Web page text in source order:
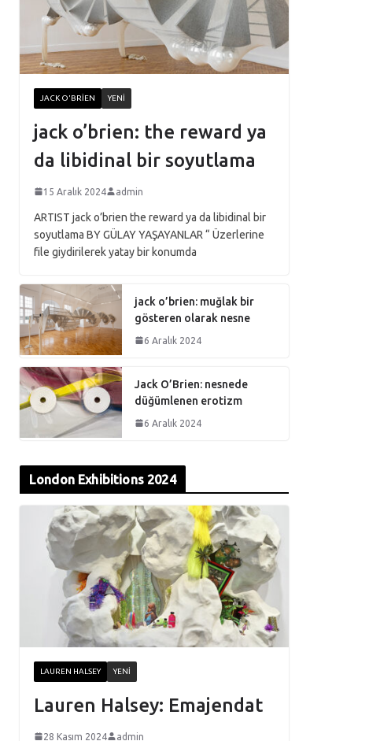
JACK O'BRIEN YENI
jack o’brien: the reward ya
da libidinal bir soyutlama
15 Aralık 2024 admin
ARTIST jack o’brien the reward ya da libidinal bir
soyutlama BY GÜLAY YAŞAYANLAR “ Üzerlerine
file giydirilerek yatay bir konumda
jack o’brien: muğlak bir
gösteren olarak nesne
6 Aralık 2024
Jack O’Brien: nesnede
düğümlenen erotizm
6 Aralık 2024
London Exhibitions 2024
LAUREN HALSEY YENI
Lauren Halsey: Emajendat
28 Kasım 2024 admin